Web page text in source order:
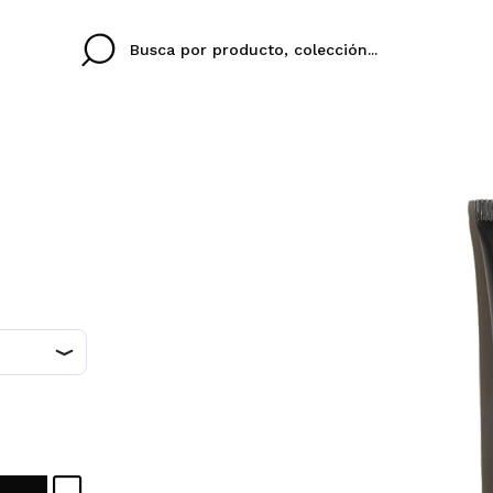
No tengo cuenta aquí
Al crear una cuenta
rápidamente, revisar
IDIOMA ENGLISH
Ines
colori